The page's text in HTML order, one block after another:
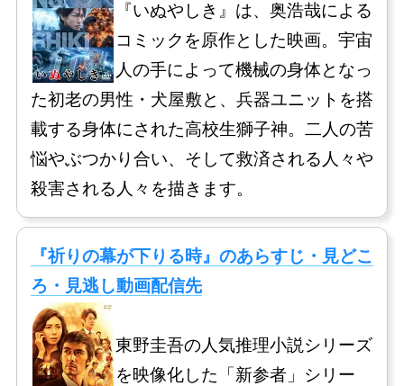
『いぬやしき』は、奥浩哉による
コミックを原作とした映画。宇宙
人の手によって機械の身体となっ
た初老の男性・犬屋敷と、兵器ユニットを搭
載する身体にされた高校生獅子神。二人の苦
悩やぶつかり合い、そして救済される人々や
殺害される人々を描きます。
『祈りの幕が下りる時』のあらすじ・見どこ
ろ・見逃し動画配信先
東野圭吾の人気推理小説シリーズ
を映像化した「新参者」シリー